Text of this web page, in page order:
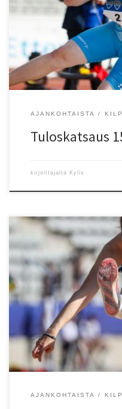
Kolmiloikka/TJ 2) Hanna
Kuortane, SM-hallikilpailut:
Alexander Mitchell (-06)
[…]
AJANKOHTAISTA
Tuloskatsaus
kirjoittajalta Kylis
Tuloskatsaus 8.2 – 16.2
1. erä 2) Juho Räsänen (-96)
HKV 7,28; 2. erä 1) Alexander
erä 4) Lari Pelanne (-90) HKV
[…]
AJANKOHTAISTA